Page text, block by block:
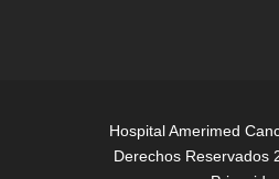
Hospital Amerimed
Derechos Reservados